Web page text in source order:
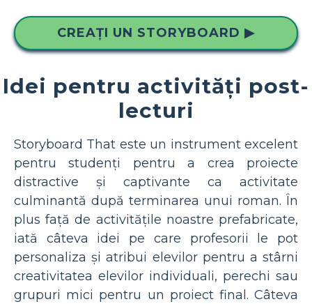
CREAȚI UN STORYBOARD ▶
Idei pentru activități post-
lecturi
Storyboard That este un instrument excelent
pentru studenți pentru a crea proiecte
distractive și captivante ca activitate
culminantă după terminarea unui roman. În
plus față de activitățile noastre prefabricate,
iată câteva idei pe care profesorii le pot
personaliza și atribui elevilor pentru a stârni
creativitatea elevilor individuali, perechi sau
grupuri mici pentru un proiect final. Câteva